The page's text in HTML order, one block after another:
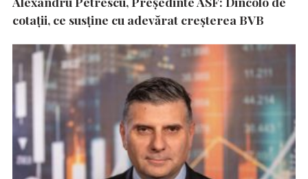
cotații, ce susține cu adevărat creșterea BVB